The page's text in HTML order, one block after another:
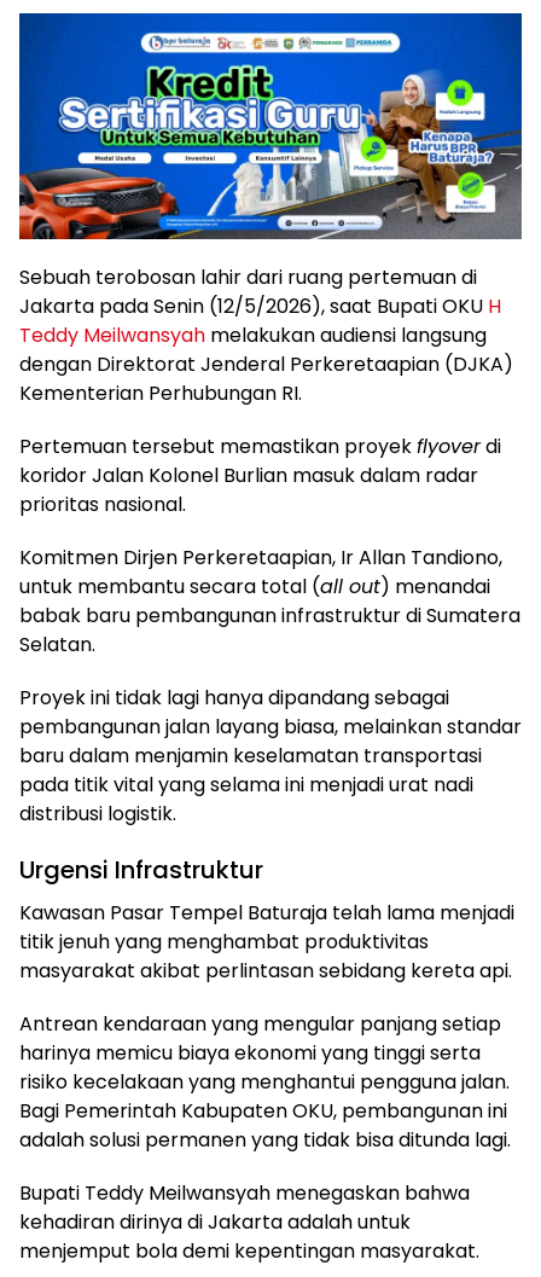
Sebuah terobosan lahir dari ruang pertemuan di
Jakarta pada Senin (12/5/2026), saat Bupati OKU H
Teddy Meilwansyah melakukan audiensi langsung
dengan Direktorat Jenderal Perkeretaapian (DJKA)
Kementerian Perhubungan RI.
Pertemuan tersebut memastikan proyekflyoverdi
koridor Jalan Kolonel Burlian masuk dalam radar
prioritas nasional.
Komitmen Dirjen Perkeretaapian, Ir Allan Tandiono,
untuk membantu secara total (all out) menandai
babak baru pembangunan infrastruktur di Sumatera
Selatan.
Proyek ini tidak lagi hanya dipandang sebagai
pembangunan jalan layang biasa, melainkan standar
baru dalam menjamin keselamatan transportasi
pada titik vital yang selama ini menjadi urat nadi
distribusi logistik.
Urgensi Infrastruktur
Kawasan Pasar Tempel Baturaja telah lama menjadi
titik jenuh yang menghambat produktivitas
masyarakat akibat perlintasan sebidang kereta api.
Antrean kendaraan yang mengular panjang setiap
harinya memicu biaya ekonomi yang tinggi serta
risiko kecelakaan yang menghantui pengguna jalan.
Bagi Pemerintah Kabupaten OKU, pembangunan ini
adalah solusi permanen yang tidak bisa ditunda lagi.
Bupati Teddy Meilwansyah menegaskan bahwa
kehadiran dirinya di Jakarta adalah untuk
menjemput bola demi kepentingan masyarakat.